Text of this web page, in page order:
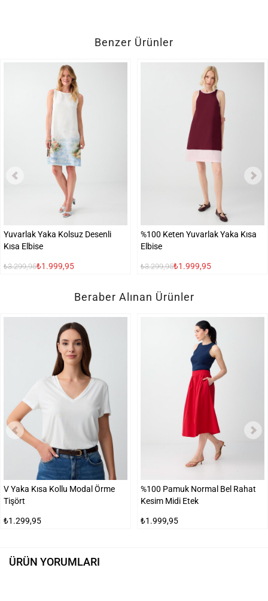
Benzer Ürünler
Yuvarlak Yaka Kolsuz Desenli
Kısa Elbise
₺3.299,95₺1.999,95
%100 Keten Yuvarlak Yaka Kısa
Elbise
₺3.299,95₺1.999,95
Beraber Alınan Ürünler
V Yaka Kısa Kollu Modal Örme
Tişört
₺1.299,95
%100 Pamuk Normal Bel Rahat
Kesim Midi Etek
₺1.999,95
ÜRÜN YORUMLARI